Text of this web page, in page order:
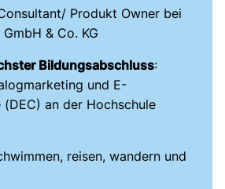
Produkt Owner bei
& Co. KG
Bildungsabschluss:
und E-
(DEC) an der Hochschule
reisen, wandern und